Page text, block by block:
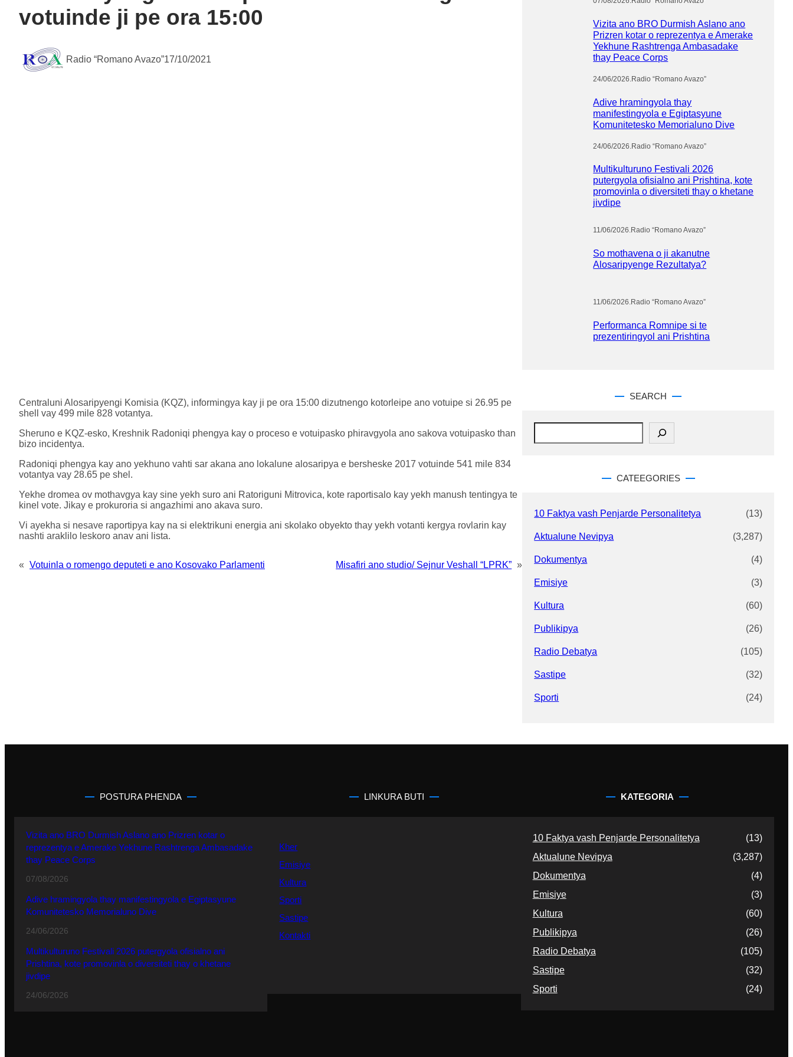
votuinde ji pe ora 15:00
Radio “Romano Avazo”17/10/2021
Centraluni Alosaripyengi Komisia (KQZ), informingya kay ji pe ora 15:00 dizutnengo kotorleipe ano votuipe si 26.95 pe
shell vay 499 mile 828 votantya.
Sheruno e KQZ-esko, Kreshnik Radoniqi phengya kay o proceso e votuipasko phiravgyola ano sakova votuipasko than
bizo incidentya.
Radoniqi phengya kay ano yekhuno vahti sar akana ano lokalune alosaripya e bersheske 2017 votuinde 541 mile 834
votantya vay 28.65 pe shel.
Yekhe dromea ov mothavgya kay sine yekh suro ani Ratoriguni Mitrovica, kote raportisalo kay yekh manush tentingya te
kinel vote. Jikay e prokuroria si angazhimi ano akava suro.
Vi ayekha si nesave raportipya kay na si elektrikuni energia ani skolako obyekto thay yekh votanti kergya rovlarin kay
nashti araklilo leskoro anav ani lista.
« Votuinla o romengo deputeti e ano Kosovako Parlamenti Misafiri ano studio/ Sejnur Veshall “LPRK” »
Vizita ano BRO Durmish Aslano ano
Prizren kotar o reprezentya e Amerake
Yekhune Rashtrenga Ambasadake
thay Peace Corps
24/06/2026.Radio “Romano Avazo”
Adive hramingyola thay
manifestingyola e Egiptasyune
Komunitetesko Memorialuno Dive
24/06/2026 Radio “Romano Avazo”
Multikulturuno Festivali 2026
putergyola ofisialno ani Prishtina, kote
promovinla o diversiteti thay o khetane
jivdipe
11/06/2026.Radio “Romano Avazo”
So mothavena o ji akanutne
Alosaripyenge Rezultatya?
11/06/2026.Radio “Romano Avazo”
Performanca Romnipe si te
prezentiringyol ani Prishtina
SEARCH
S
CATEEGORIES
10 Faktya vash Penjarde Personalitetya (13)
Aktualune Nevipya (3,287)
Dokumentya (4)
Emisiye (3)
Kultura (60)
Publikipya (26)
Radio Debatya (105)
Sastipe (32)
Sporti (24)
POSTURA PHENDA
Vizita ano BRO Durmish Aslano ano Prizren kotar o
reprezentya e Amerake Yekhune Rashtrenga Ambasadake
thay Peace Corps
07/08/2026
Adive hramingyola thay manifestingyola e Egiptasyune
Komunitetesko Memorialuno Dive
24/06/2026
Multikulturuno Festivali 2026 putergyola ofisialno ani
Prishtina, kote promovinla o diversiteti thay o khetane
jivdipe
24/06/2026
LINKURA BUTI
Kher
Emisiye
Kultura
Sporti
Sastipe
Kontakti
KATEGORIA
10 Faktya vash Penjarde Personalitetya
(13)
Aktualune Nevipya
(3,287)
Dokumentya
(4)
Emisiye
(3)
Kultura
(60)
Publikipya
(26)
Radio Debatya
(105)
Sastipe
(32)
Sporti
(24)